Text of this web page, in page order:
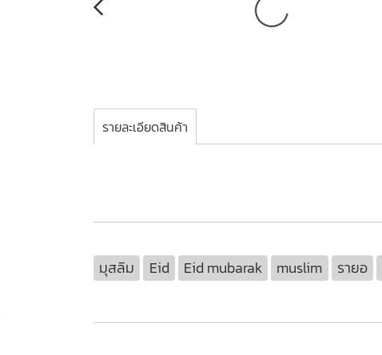
รายละเอียดสินค้า
มุสลิม Eid Eid mubarak muslim รายอ